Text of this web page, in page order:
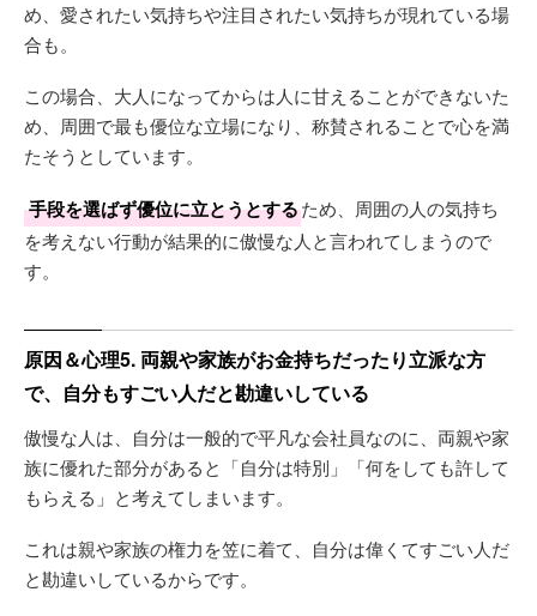
め、愛されたい気持ちや注目されたい気持ちが現れている場
合も。
この場合、大人になってからは人に甘えることができないた
め、周囲で最も優位な立場になり、称賛されることで心を満
たそうとしています。
手段を選ばず優位に立とうとするため、周囲の人の気持ち
を考えない行動が結果的に傲慢な人と言われてしまうので
す。
原因＆心理5. 両親や家族がお金持ちだったり立派な方
で、自分もすごい人だと勘違いしている
傲慢な人は、自分は一般的で平凡な会社員なのに、両親や家
族に優れた部分があると「自分は特別」「何をしても許して
もらえる」と考えてしまいます。
これは親や家族の権力を笠に着て、自分は偉くてすごい人だ
と勘違いしているからです。